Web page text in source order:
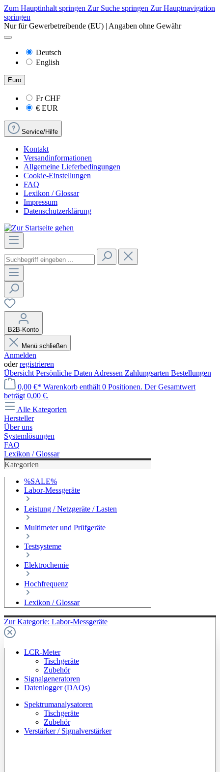
Zum Hauptinhalt springen Zur Suche springen Zur Hauptnavigation
springen
Nur für Gewerbetreibende (EU) | Angaben ohne Gewähr
Deutsch
English
Euro
FrCHF
€ EUR
Service/Hilfe
Kontakt
Versandinformationen
Allgemeine Lieferbedingungen
Cookie-Einstellungen
FAQ
Lexikon / Glossar
Impressum
Datenschutzerklärung
B2B-Konto
Menü schließen
Anmelden
oderregistrieren
Übersicht Persönliche Daten Adressen Zahlungsarten Bestellungen
0,00 €* Warenkorb enthält 0 Positionen. Der Gesamtwert
beträgt 0,00 €.
Alle Kategorien
Hersteller
Über uns
Systemlösungen
FAQ
Lexikon / Glossar
Kategorien
%SALE%
Labor-Messgeräte
Leistung / Netzgeräte / Lasten
Multimeter und Prüfgeräte
Testsysteme
Elektrochemie
Hochfrequenz
Lexikon / Glossar
Zur Kategorie: Labor-Messgeräte
LCR-Meter
Tischgeräte
Zubehör
Signalgeneratoren
Datenlogger (DAQs)
Spektrumanalysatoren
Tischgeräte
Zubehör
Verstärker / Signalverstärker